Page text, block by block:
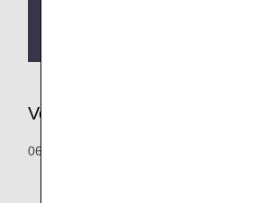
Verkaufszeit von Flugtickets
06:00 Uhr bis 21:00 Uhr (JST)